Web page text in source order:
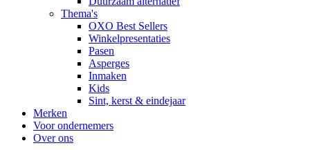
Thema's
OXO Best Sellers
Winkelpresentaties
Pasen
Asperges
Inmaken
Kids
Sint, kerst & eindejaar
Merken
Voor ondernemers
Over ons